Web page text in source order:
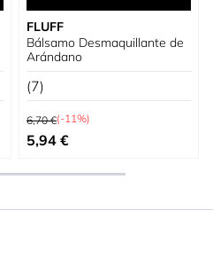
FLUFF
Bálsamo Desmaquillante de
Arándano
(7)
Precio habitual
6,70 €(-11%)
Precio especial
5,94 €